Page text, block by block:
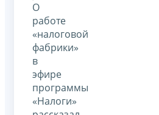
О
работе
«налоговой
фабрики»
в
эфире
программы
«Налоги»